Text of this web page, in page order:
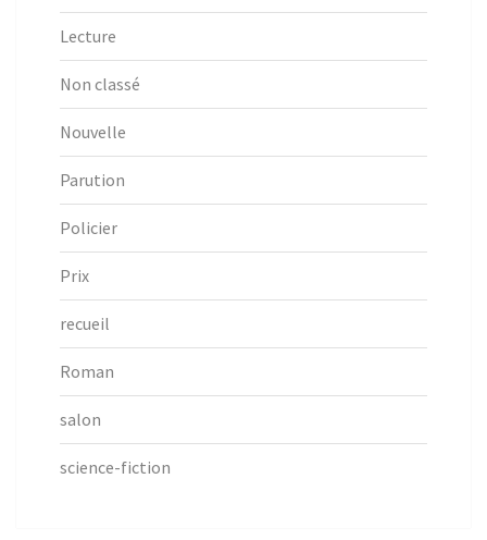
Lecture
Non classé
Nouvelle
Parution
Policier
Prix
recueil
Roman
salon
science-fiction